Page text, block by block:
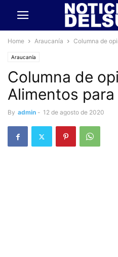
Home Araucanía Columna de
Araucanía
Columna de
Alimentos
By admin - 12 de agosto de 2020